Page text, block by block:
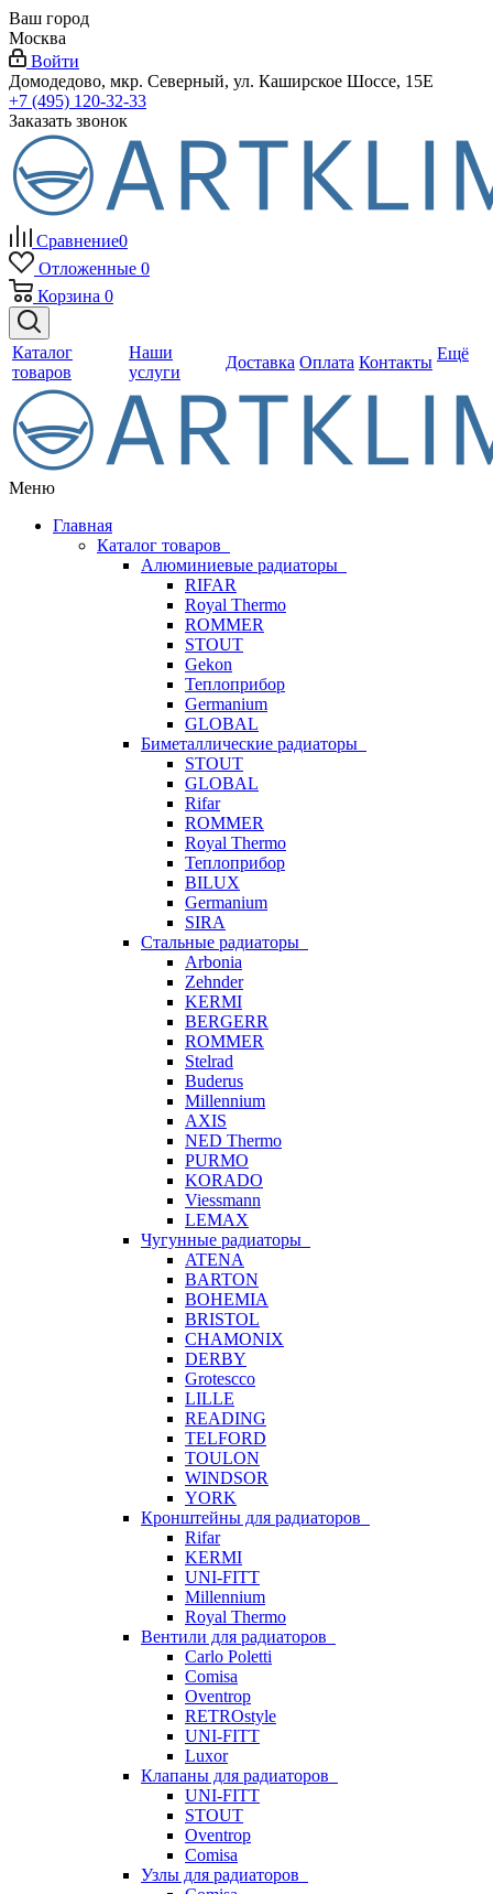
Ваш город
Москва
Войти
Домодедово, мкр. Северный, ул. Каширское Шоссе, 15Е
+7 (495) 120-32-33
Заказать звонок
Сравнение0
Отложенные 0
Корзина 0
Каталог
товаров
Наши
услуги
Доставка Оплата Контакты Ещё
Меню
Главная
Каталог товаров
Алюминиевые радиаторы
RIFAR
Royal Thermo
ROMMER
STOUT
Gekon
Теплоприбор
Germanium
GLOBAL
Биметаллические радиаторы
STOUT
GLOBAL
Rifar
ROMMER
Royal Thermo
Теплоприбор
BILUX
Germanium
SIRA
Стальные радиаторы
Arbonia
Zehnder
KERMI
BERGERR
ROMMER
Stelrad
Buderus
Millennium
AXIS
NED Thermo
PURMO
KORADO
Viessmann
LEMAX
Чугунные радиаторы
ATENA
BARTON
BOHEMIA
BRISTOL
CHAMONIX
DERBY
Grotescco
LILLE
READING
TELFORD
TOULON
WINDSOR
YORK
Кронштейны для радиаторов
Rifar
KERMI
UNI-FITT
Millennium
Royal Thermo
Вентили для радиаторов
Carlo Poletti
Comisa
Oventrop
RETROstyle
UNI-FITT
Luxor
Клапаны для радиаторов
UNI-FITT
STOUT
Oventrop
Comisa
Узлы для радиаторов